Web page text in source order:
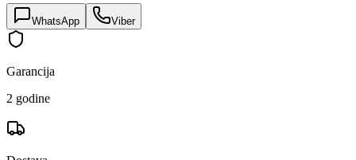
WhatsApp Viber
Garancija
2 godine